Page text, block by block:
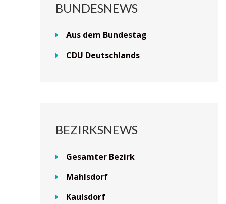
BUNDESNEWS
Aus dem Bundestag
CDU Deutschlands
BEZIRKSNEWS
Gesamter Bezirk
Mahlsdorf
Kaulsdorf